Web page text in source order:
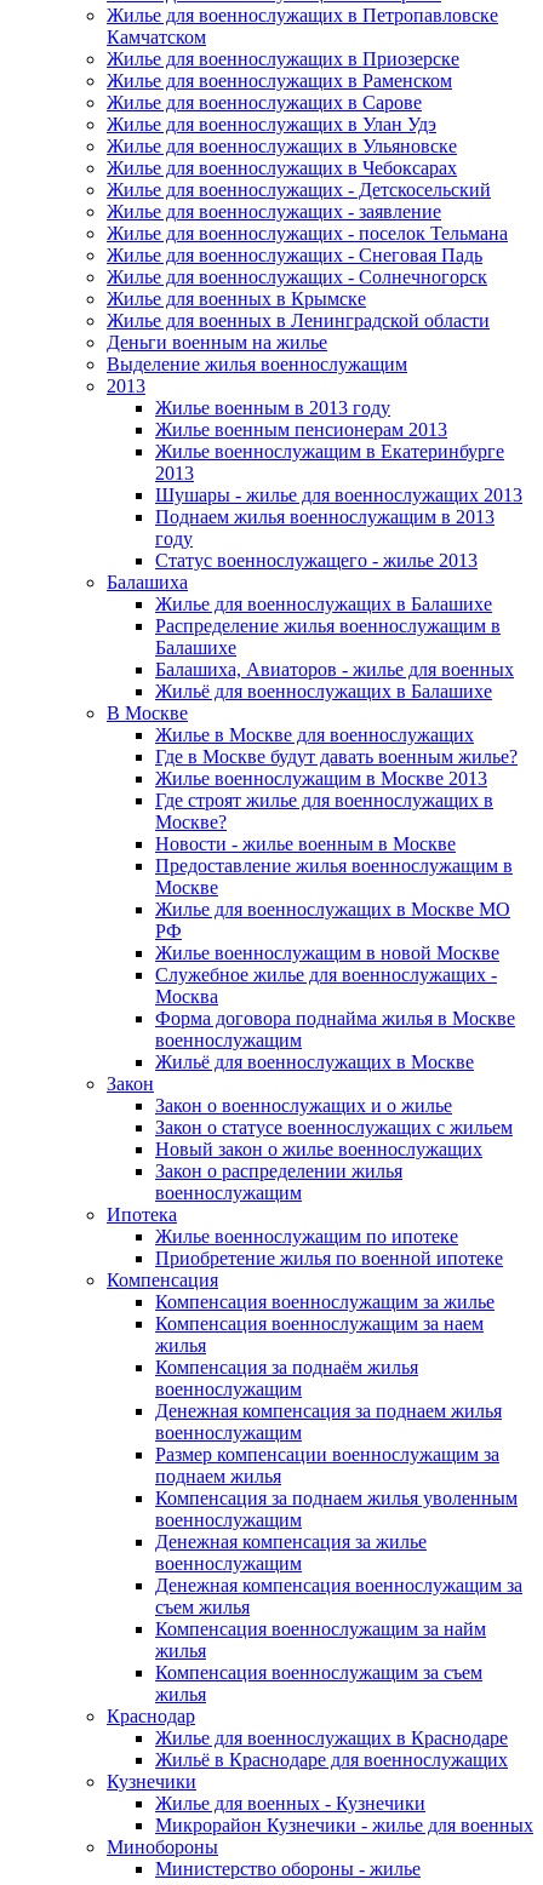
Жилье для военнослужащих в Петропавловске
Камчатском
Жилье для военнослужащих в Приозерске
Жилье для военнослужащих в Раменском
Жилье для военнослужащих в Сарове
Жилье для военнослужащих в Улан Удэ
Жилье для военнослужащих в Ульяновске
Жилье для военнослужащих в Чебоксарах
Жилье для военнослужащих - Детскосельский
Жилье для военнослужащих - заявление
Жилье для военнослужащих - поселок Тельмана
Жилье для военнослужащих - Снеговая Падь
Жилье для военнослужащих - Солнечногорск
Жилье для военных в Крымске
Жилье для военных в Ленинградской области
Деньги военным на жилье
Выделение жилья военнослужащим
2013
Жилье военным в 2013 году
Жилье военным пенсионерам 2013
Жилье военнослужащим в Екатеринбурге
2013
Шушары - жилье для военнослужащих 2013
Поднаем жилья военнослужащим в 2013
году
Статус военнослужащего - жилье 2013
Балашиха
Жилье для военнослужащих в Балашихе
Распределение жилья военнослужащим в
Балашихе
Балашиха, Авиаторов - жилье для военных
Жильё для военнослужащих в Балашихе
В Москве
Жилье в Москве для военнослужащих
Где в Москве будут давать военным жилье?
Жилье военнослужащим в Москве 2013
Где строят жилье для военнослужащих в
Москве?
Новости - жилье военным в Москве
Предоставление жилья военнослужащим в
Москве
Жилье для военнослужащих в Москве МО
РФ
Жилье военнослужащим в новой Москве
Служебное жилье для военнослужащих -
Москва
Форма договора поднайма жилья в Москве
военнослужащим
Жильё для военнослужащих в Москве
Закон
Закон о военнослужащих и о жилье
Закон о статусе военнослужащих с жильем
Новый закон о жилье военнослужащих
Закон о распределении жилья
военнослужащим
Ипотека
Жилье военнослужащим по ипотеке
Приобретение жилья по военной ипотеке
Компенсация
Компенсация военнослужащим за жилье
Компенсация военнослужащим за наем
жилья
Компенсация за поднаём жилья
военнослужащим
Денежная компенсация за поднаем жилья
военнослужащим
Размер компенсации военнослужащим за
поднаем жилья
Компенсация за поднаем жилья уволенным
военнослужащим
Денежная компенсация за жилье
военнослужащим
Денежная компенсация военнослужащим за
съем жилья
Компенсация военнослужащим за найм
жилья
Компенсация военнослужащим за съем
жилья
Краснодар
Жилье для военнослужащих в Краснодаре
Жильё в Краснодаре для военнослужащих
Кузнечики
Жилье для военных - Кузнечики
Микрорайон Кузнечики - жилье для военных
Минобороны
Министерство обороны - жилье